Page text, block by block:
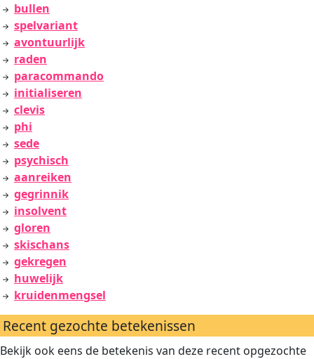
bullen
spelvariant
avontuurlijk
raden
paracommando
initialiseren
clevis
phi
sede
psychisch
aanreiken
gegrinnik
insolvent
gloren
skischans
gekregen
huwelijk
kruidenmengsel
Recent gezochte betekenissen
Bekijk ook eens de betekenis van deze recent opgezochte